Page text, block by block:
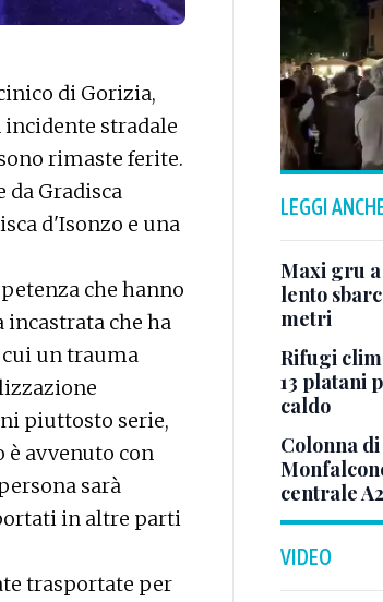
di Gorizia,
incidente stradale
rimaste ferite.
Gradisca
d'Isonzo e una
che hanno
che ha
un trauma
piuttosto serie,
avvenuto con
sarà
in altre parti
trasportate per
LEGGI
Maxi gru
lento
metri
Rifugi
13 platani
caldo
Colonna
centrale
VIDEO